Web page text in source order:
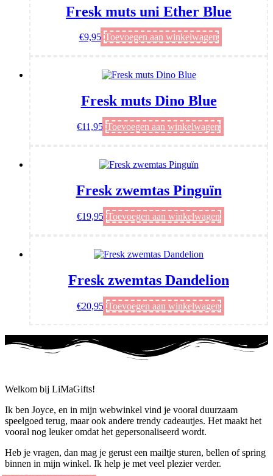
Fresk muts uni Ether Blue
€9,95 Toevoegen aan winkelwagen
Fresk muts Dino Blue
€11,95 Toevoegen aan winkelwagen
Fresk zwemtas Pinguïn
€19,95 Toevoegen aan winkelwagen
Fresk zwemtas Dandelion
€20,95 Toevoegen aan winkelwagen
Welkom bij LiMaGifts!
Ik ben Joyce, en in mijn webwinkel vind je vooral duurzaam
speelgoed terug, maar ook andere trendy cadeautjes. Het maakt het
vooral nog leuker omdat het gepersonaliseerd wordt.
Heb je vragen, dan mag je gerust een mailtje sturen, bellen of spring
binnen in mijn winkel. Ik help je met veel plezier verder.